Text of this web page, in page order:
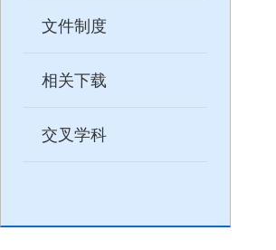
文件制度
相关下载
交叉学科